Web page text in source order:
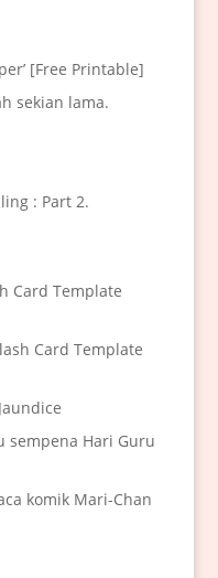
[Free Printable]
sekian lama.
: Part 2.
Card Template
Card Template
sempena Hari Guru
komik Mari-Chan